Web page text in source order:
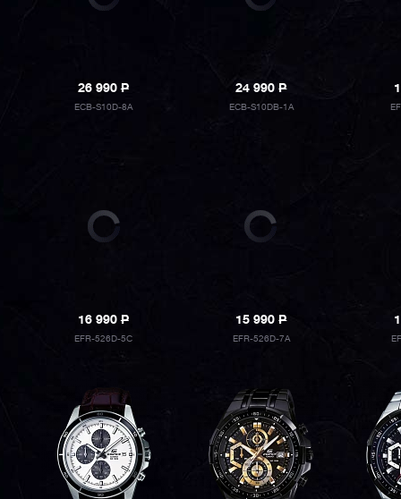
26 990P
ECB-S10D-8A
24 990P
ECB-S10DB-1A
16 990P
EFR-526D-5C
15 990P
EFR-526D-7A